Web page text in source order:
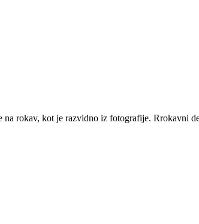
na rokav, kot je razvidno iz fotografije. Rrokavni